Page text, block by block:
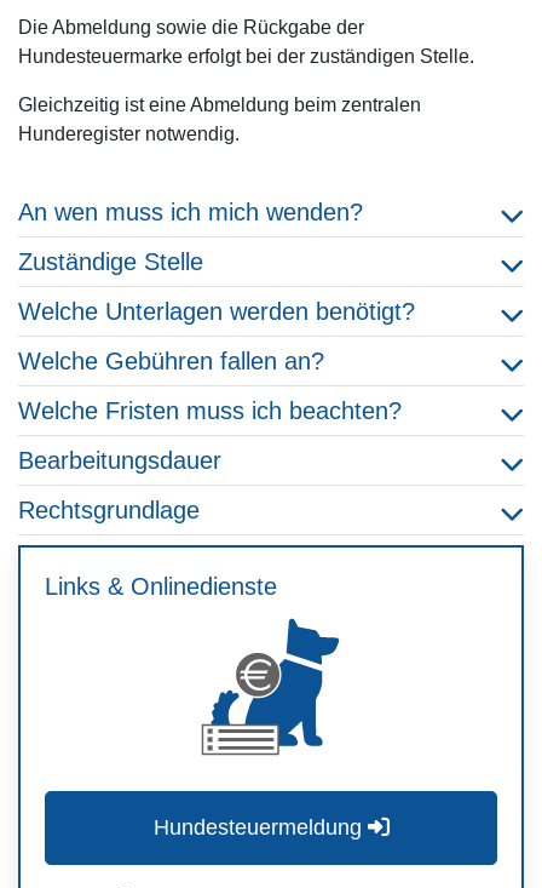
Die Abmeldung sowie die Rückgabe der
Hundesteuermarke erfolgt bei der zuständigen Stelle.
Gleichzeitig ist eine Abmeldung beim zentralen
Hunderegister notwendig.
An wen muss ich mich wenden?
Zuständige Stelle
Welche Unterlagen werden benötigt?
Welche Gebühren fallen an?
Welche Fristen muss ich beachten?
Bearbeitungsdauer
Rechtsgrundlage
Links & Onlinedienste
Hundesteuermeldung